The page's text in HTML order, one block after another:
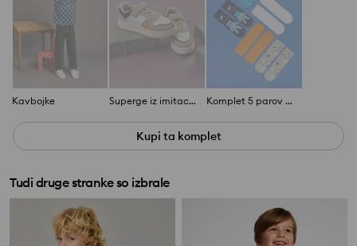
Kavbojke Superge iz imitacije usnja Komplet 5 parov nogavic
Kupi ta komplet
Tudi druge stranke so izbrale